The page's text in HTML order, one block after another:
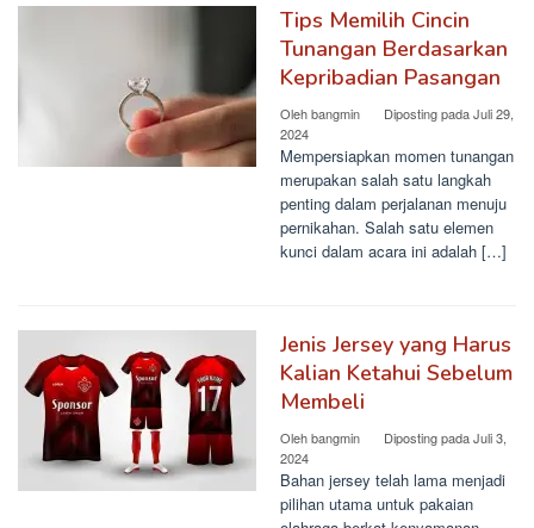
Tips Memilih Cincin
Tunangan Berdasarkan
Kepribadian Pasangan
Olehbangmin Diposting padaJuli 29,
2024
Mempersiapkan momen tunangan
merupakan salah satu langkah
penting dalam perjalanan menuju
pernikahan. Salah satu elemen
kunci dalam acara ini adalah […]
Jenis Jersey yang Harus
Kalian Ketahui Sebelum
Membeli
Olehbangmin Diposting padaJuli 3,
2024
Bahan jersey telah lama menjadi
pilihan utama untuk pakaian